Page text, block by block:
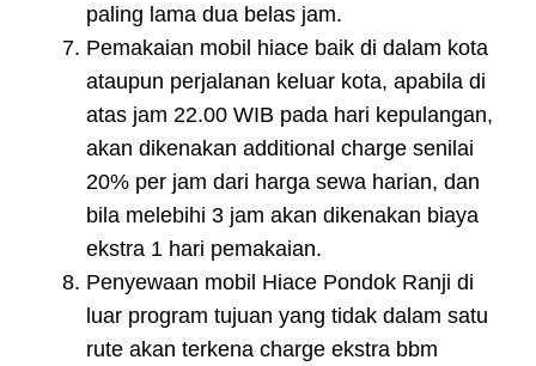
paling lama dua belas jam.
Pemakaian mobil hiace baik di dalam kota
ataupun perjalanan keluar kota, apabila di
atas jam 22.00 WIB pada hari kepulangan,
akan dikenakan additional charge senilai
20% per jam dari harga sewa harian, dan
bila melebihi 3 jam akan dikenakan biaya
ekstra 1 hari pemakaian.
Penyewaan mobil Hiace Pondok Ranji di
luar program tujuan yang tidak dalam satu
rute akan terkena charge ekstra bbm